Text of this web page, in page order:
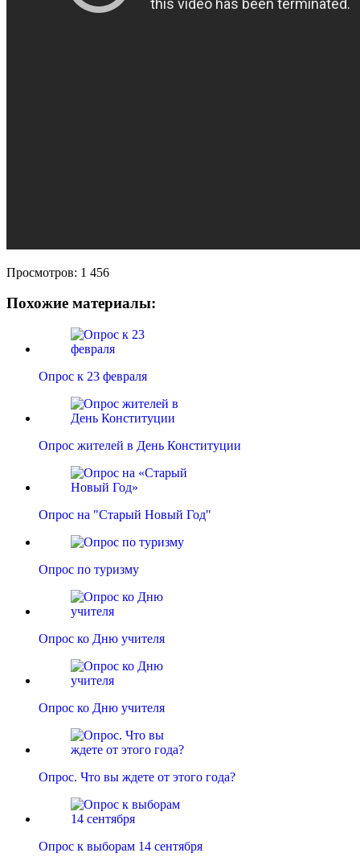
Просмотров: 1 456
Похожие материалы:
Опрос к 23 февраля
Опрос жителей в День Конституции
Опрос на "Старый Новый Год"
Опрос по туризму
Опрос ко Дню учителя
Опрос ко Дню учителя
Опрос. Что вы ждете от этого года?
Опрос к выборам 14 сентября